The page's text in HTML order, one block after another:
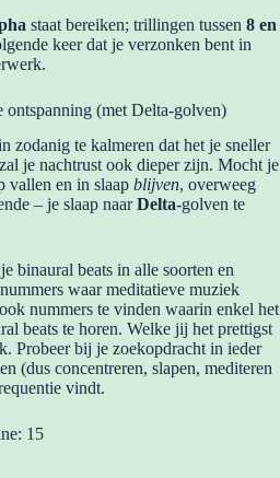
staat bereiken; trillingen tussen 8 en
keer dat je verzonken bent in
ontspanning (met Delta-golven)
zodanig te kalmeren dat het je sneller
je nachtrust ook dieper zijn. Mocht je
vallen en in slaap blijven, overweeg
– je slaap naarDelta-golven te
binaural beats in alle soorten en
waar meditatieve muziek
nummers te vinden waarin enkel het
beats te horen. Welke jij het prettigst
Probeer bij je zoekopdracht in ieder
(dus concentreren, slapen, mediteren
vindt.
15